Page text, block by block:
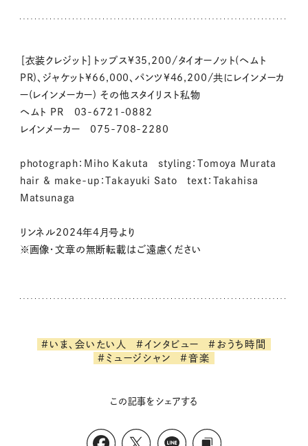
［衣装クレジット］トップス¥35,200/タイオーノット(ヘムト
PR)、ジャケット¥66,000、パンツ¥46,200/共にレインメーカ
ー(レインメーカー) その他スタイリスト私物
ヘムト PR︎ 03-6721-0882
レインメーカー 075-708-2280
photograph：Miho Kakuta styling：Tomoya Murata
hair & make-up：Takayuki Sato text：Takahisa
Matsunaga
リンネル2024年4月号より
※画像・文章の無断転載はご遠慮ください
#いま、会いたい人 #インタビュー
#おうち時間
#ミュージシャン
#音楽
この記事をシェアする